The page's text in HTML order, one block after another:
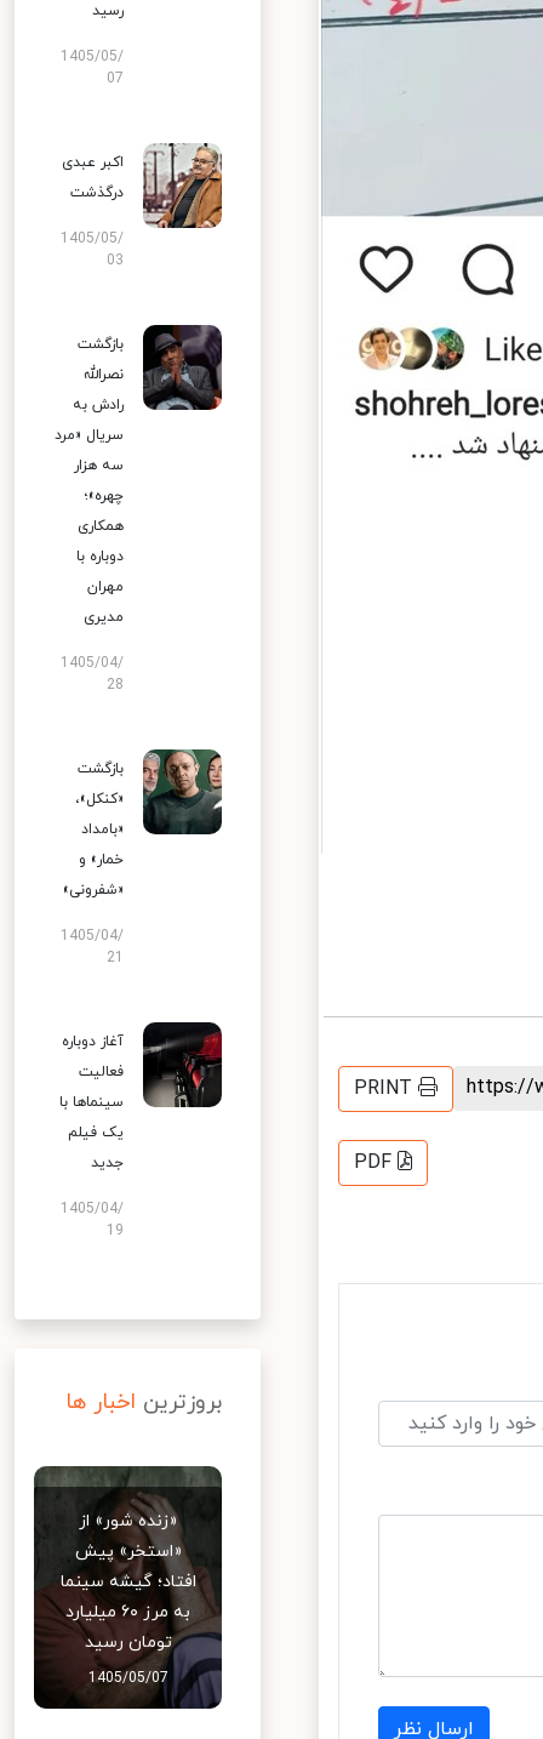
PRINT
PDF
ارسال نظر
رسید
1405/05/
07
اکبر عبدی
درگذشت
1405/05/
03
بازگشت
نصرالله
رادش به
سریال «مرد
سه هزار
چهره»؛
همکاری
دوباره با
مهران
مدیری
1405/04/
28
بازگشت
«کنکل»،
«بامداد
خمار» و
«شفرونی»
1405/04/
آغاز دوباره
فعالیت
سینماها با
یک فیلم
جدید
1405/04/
19
بروزترین اخبار ها
«زنده شور» از
«استخر» پیش
افتاد؛ گیشه سینما
به مرز ۶۰ میلیارد
تومان رسید
1405/05/07